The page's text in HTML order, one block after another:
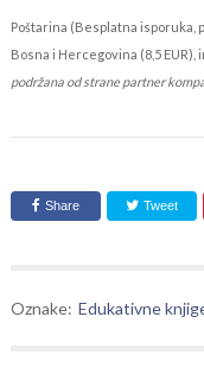
Poštarina (Besplatna isporuka,
Bosna i Hercegovina (8,5 EUR),
podržana od strane partner
Share Tweet
Oznake: Edukativne